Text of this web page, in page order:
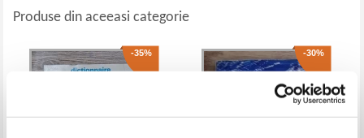
Produse din aceeasi categorie
-35% -30%